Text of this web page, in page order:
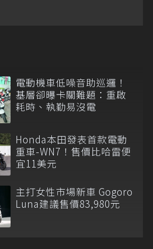
電動機車低噪音助巡邏！
基層卻曝卡關難題：重啟
耗時、執勤易沒電
Honda本田發表首款電動
重車-WN7！售價比哈雷便
宜11美元
主打女性市場新車 Gogoro
Luna建議售價83,980元